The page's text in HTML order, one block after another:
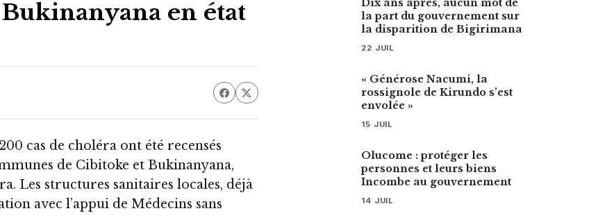
en état
cas de choléra ont été recensés
de Cibitoke et Bukinanyana,
Les structures sanitaires locales, déjà
avec l’appui de Médecins sans
Dix ans après, aucun mot de
la part du gouvernement sur
la disparition de Bigirimana
22 JUIL
« Générose Nacumi, la
rossignole de Kirundo s’est
envolée »
15 JUIL
Olucome : protéger les
personnes et leurs biens
Incombe au gouvernement
14 JUIL